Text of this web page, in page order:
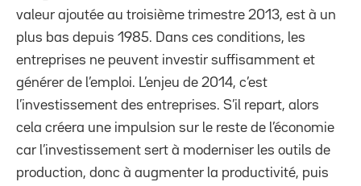
valeur ajoutée au troisième trimestre 2013, est à un
plus bas depuis 1985. Dans ces conditions, les
entreprises ne peuvent investir suffisamment et
générer de l’emploi. L’enjeu de 2014, c’est
l’investissement des entreprises. S’il repart, alors
cela créera une impulsion sur le reste de l’économie
car l’investissement sert à moderniser les outils de
production, donc à augmenter la productivité, puis